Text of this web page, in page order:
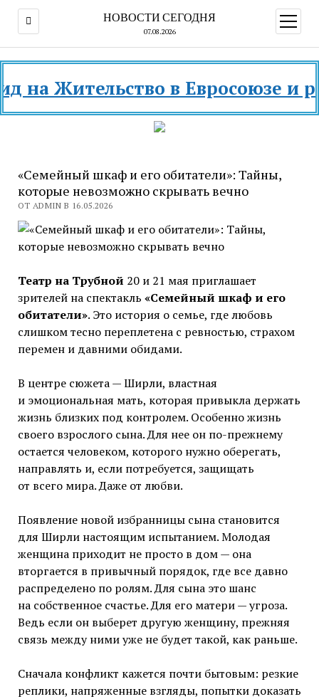
НОВОСТИ СЕГОДНЯ
07.08.2026
меню
Жительство в Евросоюзе и
«Семейный шкаф и его обитатели»: Тайны,
которые невозможно скрывать вечно
ОТ ADMIN В 16.05.2026
Театр на Трубной 20 и 21 мая приглашает
зрителей на спектакль «Семейный шкаф и его
обитатели». Это история о семье, где любовь
слишком тесно переплетена с ревностью, страхом
перемен и давними обидами.
В центре сюжета — Ширли, властная
и эмоциональная мать, которая привыкла держать
жизнь близких под контролем. Особенно жизнь
своего взрослого сына. Для нее он по-прежнему
остается человеком, которого нужно оберегать,
направлять и, если потребуется, защищать
от всего мира. Даже от любви.
Появление новой избранницы сына становится
для Ширли настоящим испытанием. Молодая
женщина приходит не просто в дом — она
вторгается в привычный порядок, где все давно
распределено по ролям. Для сына это шанс
на собственное счастье. Для его матери — угроза.
Ведь если он выберет другую женщину, прежняя
связь между ними уже не будет такой, как раньше.
Сначала конфликт кажется почти бытовым: резкие
реплики, напряженные взгляды, попытки доказать